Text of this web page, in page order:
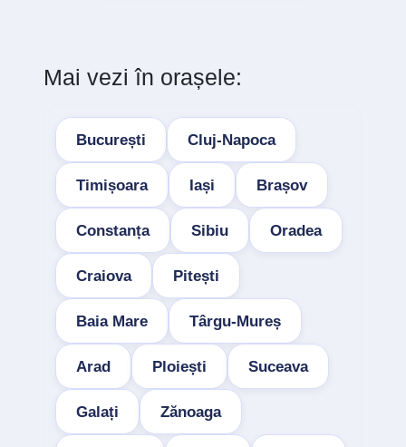
Mai vezi în orașele:
București Cluj-Napoca
Timișoara Iași Brașov
Constanța Sibiu Oradea
Craiova Pitești
Baia Mare Târgu-Mureș
Arad Ploiești Suceava
Galați Zănoaga